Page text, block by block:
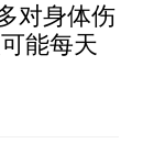
对身体伤
能每天